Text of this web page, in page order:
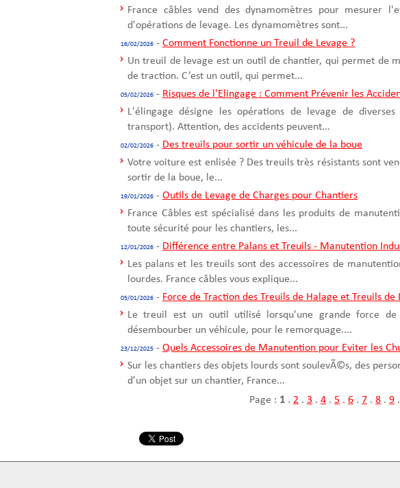
France câbles vend des dynamomètres pour mesurer
d'opérations de levage. Les dynamomètres sont...
16/02/2026 - Comment Fonctionne un Treuil de Levage ?
Un treuil de levage est un outil de chantier, qui permet de
de traction. C’est un outil, qui permet...
05/02/2026 - Risques de l'Elingage : Comment Prévenir les
L'élingage désigne les opérations de levage de
transport). Attention, des accidents peuvent...
02/02/2026 - Des treuils pour sortir un véhicule de la boue
Votre voiture est enlisée ? Des treuils très résistants sont
sortir de la boue, le...
19/01/2026 - Outils de Levage de Charges pour Chantiers
France Câbles est spécialisé dans les produits de
toute sécurité pour les chantiers, les...
12/01/2026 - Différence entre Palans et Treuils - Manutention
Les palans et les treuils sont des accessoires de
lourdes. France câbles vous explique...
05/01/2026 - Force de Traction des Treuils de Halage et Treuils de
Le treuil est un outil utilisé lorsqu'une grande force
désembourber un véhicule, pour le remorquage....
23/12/2025 - Quels Accessoires de Manutention pour Eviter les
Sur les chantiers des objets lourds sont soulevÃ©s, des
d'un objet sur un chantier, France...
Page : 1 . 2 . 3 . 4 . 5 . 6 . 7 . 8 . 9 .